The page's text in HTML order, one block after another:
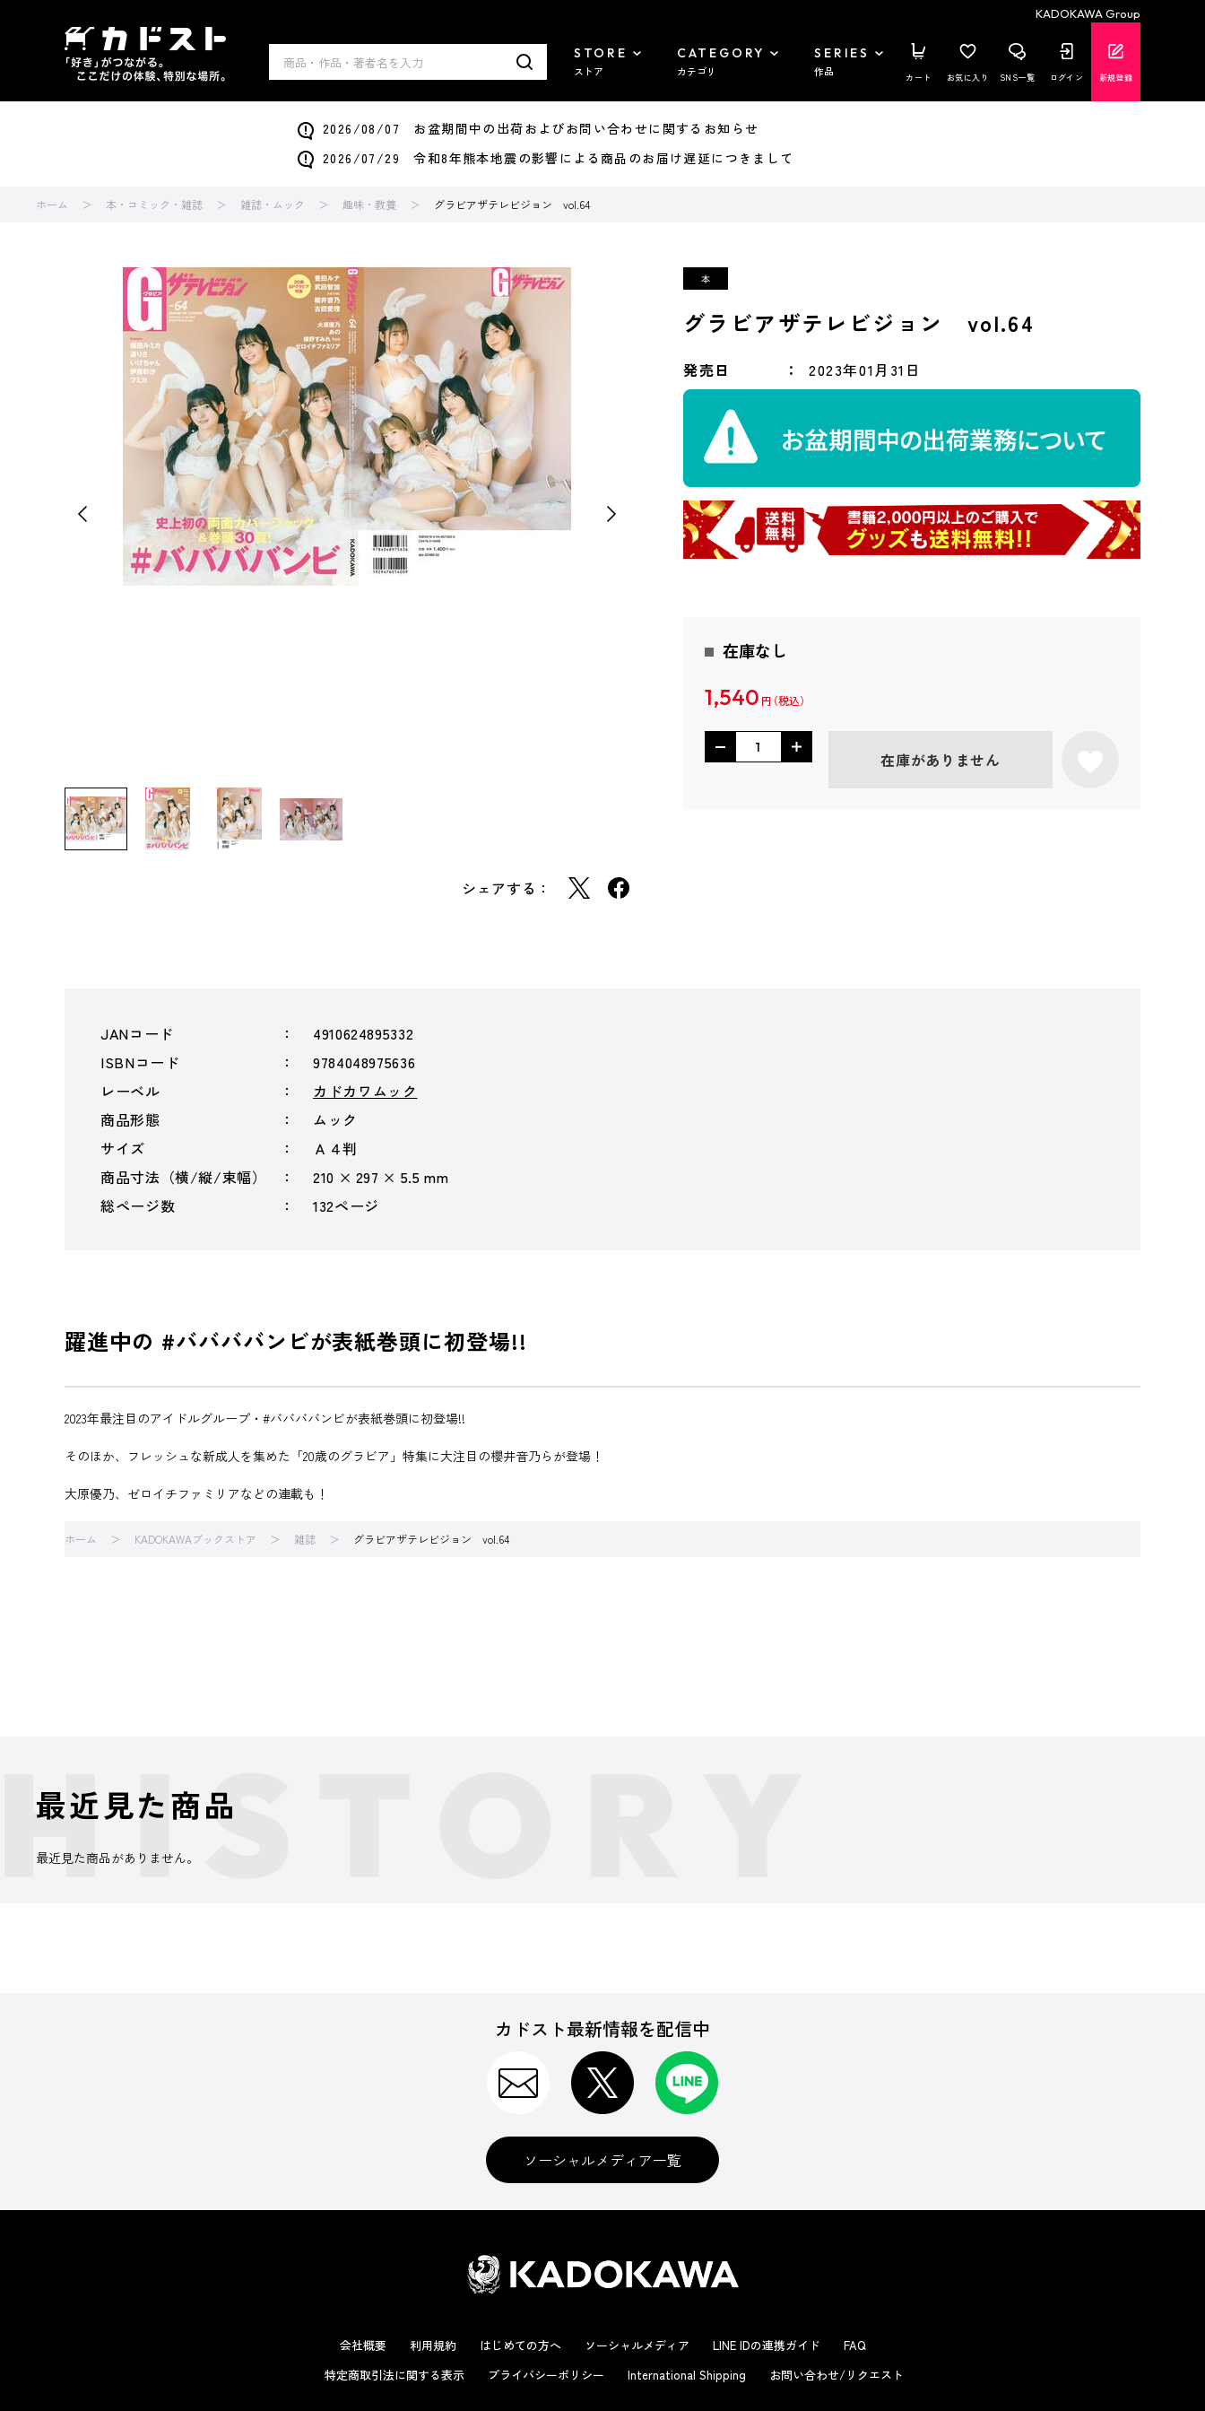
KADOKAWA Group
STORE
ストア
CATEGORY
カテゴリ
SERIES
作品 カート お気に入り SNS一覧 ログイン 新規登録
2026/08/07 お盆期間中の出荷およびお問い合わせに関するお知らせ
2026/07/29 令和8年熊本地震の影響による商品のお届け遅延につきまして
ホーム 本・コミック・雑誌 雑誌・ムック 趣味・教養 グラビアザテレビジョン vol.64
シェアする：
グラビアザテレビジョン vol.64
発売日 2023年01月31日
在庫なし
1,540 円
在庫がありません
JANコード
4910624895332
ISBNコード
9784048975636
レーベル
カドカワムック
商品形態
ムック
サイズ
Ａ４判
商品寸法（横/縦/束幅）
210 × 297 × 5.5 mm
総ページ数
132ページ
躍進中の #ババババンビが表紙巻頭に初登場!!
2023年最注目のアイドルグループ・#ババババンビが表紙巻頭に初登場!!
そのほか、フレッシュな新成人を集めた「20歳のグラビア」特集に大注目の櫻井音乃らが登場！
大原優乃、ゼロイチファミリアなどの連載も！
ホーム KADOKAWAブックストア 雑誌 グラビアザテレビジョン vol.64
最近見た商品
最近見た商品がありません。
カドスト最新情報を配信中
ソーシャルメディア一覧
会社概要 利用規約 はじめての方へ ソーシャルメディア LINE IDの連携ガイド
FAQ
特定商取引法に関する表示
プライバシーポリシー International Shipping お問い合わせ/リクエスト